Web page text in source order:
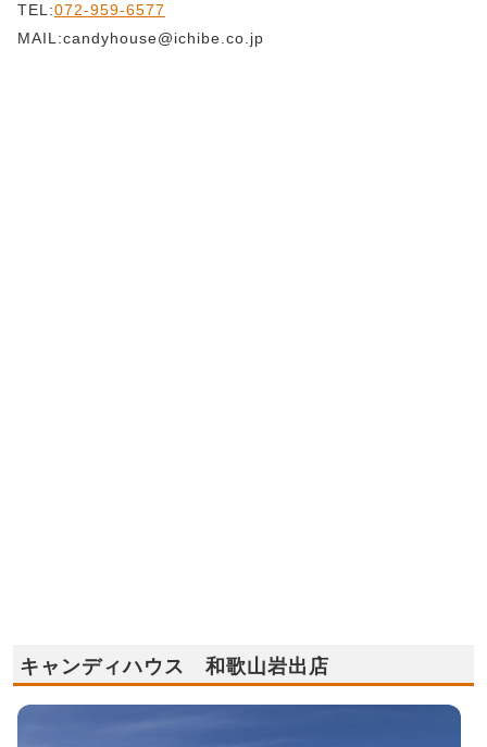
TEL:072-959-6577
MAIL:candyhouse@ichibe.co.jp
キャンディハウス 和歌山岩出店